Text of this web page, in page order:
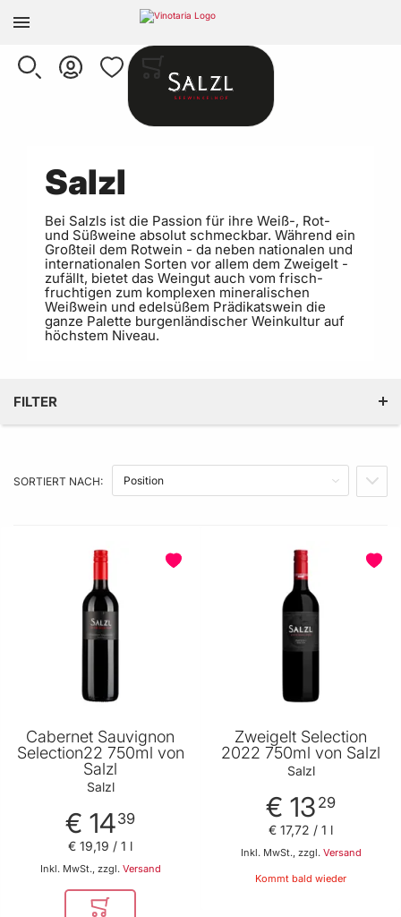
SUCHE KONTO WUNSCHLISTEWARENKORB
Minicart
Salzl
Bei Salzls ist die Passion für ihre Weiß-, Rot-
und Süßweine absolut schmeckbar. Während ein
Großteil dem Rotwein - da neben nationalen und
internationalen Sorten vor allem dem Zweigelt -
zufällt, bietet das Weingut auch vom frisch-
fruchtigen zum komplexen mineralischen
Weißwein und edelsüßem Prädikatswein die
ganze Palette burgenländischer Weinkultur auf
höchstem Niveau.
FILTER
ALKOHOLGEHALT IN % VOL.
SORTIERT NACH: IN
Cabernet Sauvignon
Selection22 750ml von
Salzl
Salzl
€ 1439
Inkl. MwSt., zzgl. Versand
€ 19,19 / 1 l
In den Warenkorb
Zweigelt Selection
2022 750ml von Salzl
Salzl
€ 13 29
Inkl. MwSt., zzgl. Versand
€ 17,72 / 1 l
Kommt bald wieder